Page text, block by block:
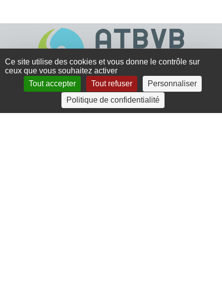
4 rue Crec’h-Ugen
22810 Belle Isle en Terre
Ce site utilise des cookies et vous donne le contrôle sur
ceux que vous souhaitez activer
Tout accepter
Tout refuser
Personnaliser
Politique de confidentialité